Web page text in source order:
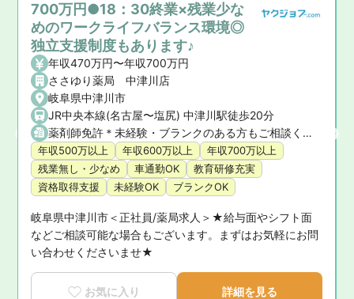
700万円●18：30終業×残業少な
めのワークライフバランス環境◎
独立支援制度もあります♪
年収470万円〜年収700万円
ささゆり薬局 中津川店
岐阜県中津川市
JR中央本線(名古屋〜塩尻) 中津川駅徒歩20分
薬剤師免許＊未経験・ブランクのある方もご相談ください
年収500万以上 年収600万以上
年収700万以上
残業無し・少なめ
車通勤OK
教育研修充実
資格取得支援
未経験OK ブランクOK
岐阜県中津川市＜正社員/薬局求人＞★給与面やシフト面
などご相談可能な場合もございます。まずはお気軽にお問
い合わせくださいませ★
お気に入り 詳細を見る